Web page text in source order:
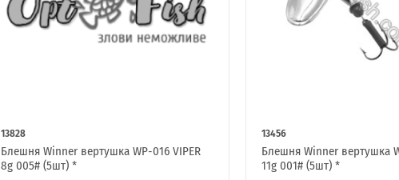
13828
Блешня Winner вертушка WP-016 VIPER
8g 005# (5шт) *
13456
Блешня Winner вертушка
11g 001# (5шт) *